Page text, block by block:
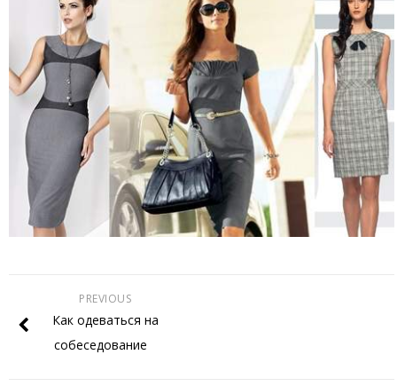
PREVIOUS
Как одеваться на
собеседование